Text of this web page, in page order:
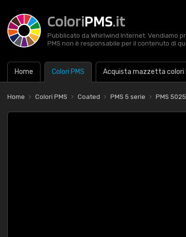
ColoriPMS.it
Pubblicato da Whirlwind Internet. Vendiamo
PMS non è responsabile per il contenuto di
Home Colori PMS Acquista mazzetta colori
Home Colori PMS Coated PMS 5 serie PMS